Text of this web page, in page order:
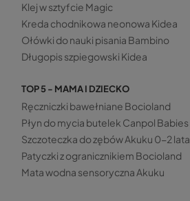
Klej w sztyfcie Magic
Kreda chodnikowa neonowa Kidea
Ołówki do nauki pisania Bambino
Długopis szpiegowski Kidea
TOP 5 - MAMA I DZIECKO
Ręczniczki bawełniane Bocioland
Płyn do mycia butelek Canpol Babies
Szczoteczka do zębów Akuku 0-2 lata
Patyczki z ogranicznikiem Bocioland
Mata wodna sensoryczna Akuku